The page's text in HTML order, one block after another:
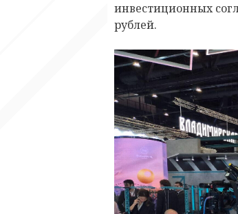
инвестиционных
рублей.